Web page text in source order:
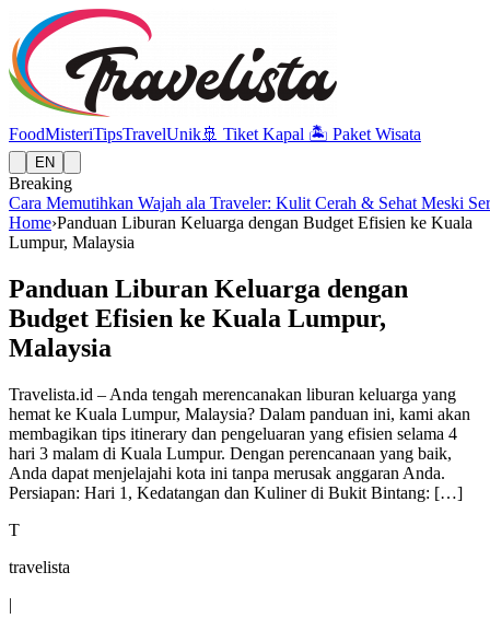
FoodMisteriTipsTravelUnik🚢 Tiket Kapal 🏝️ Paket Wisata
EN
Breaking
Cara Memutihkan Wajah ala Traveler: Kulit Cerah & Sehat Meski
Home›Panduan Liburan Keluarga dengan Budget Efisien ke Kuala
Lumpur, Malaysia
Panduan Liburan Keluarga dengan
Budget Efisien ke Kuala Lumpur,
Malaysia
Travelista.id – Anda tengah merencanakan liburan keluarga yang
hemat ke Kuala Lumpur, Malaysia? Dalam panduan ini, kami akan
membagikan tips itinerary dan pengeluaran yang efisien selama 4
hari 3 malam di Kuala Lumpur. Dengan perencanaan yang baik,
Anda dapat menjelajahi kota ini tanpa merusak anggaran Anda.
Persiapan: Hari 1, Kedatangan dan Kuliner di Bukit Bintang: […]
T
travelista
|